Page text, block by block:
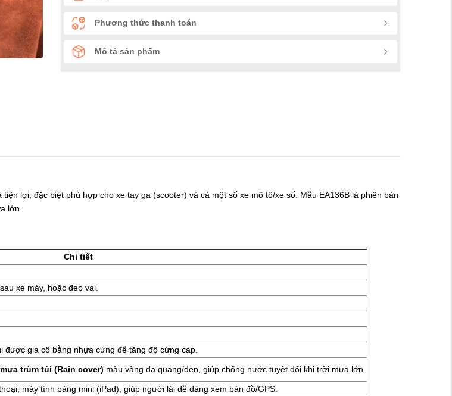
Phương thức thanh toán
Mô tả sản phẩm
lợi, đặc biệt phù hợp cho xe tay ga (scooter) và cả một số xe mô tô/xe số. Mẫu EA136B là phiên bản
lớn.
Chi tiết
xe máy, hoặc đeo vai.
được gia cố bằng nhựa cứng để tăng độ cứng cáp.
trùm túi (Rain cover) màu vàng dạ quang/đen, giúp chống nước tuyệt đối khi trời mưa lớn.
máy tính bảng mini (iPad), giúp người lái dễ dàng xem bản đồ/GPS.